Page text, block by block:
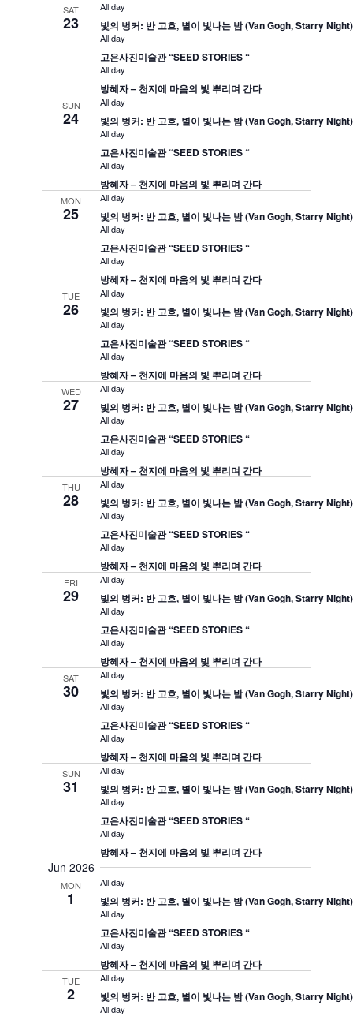
SAT
23
All day
빛의 벙커: 반 고흐, 별이 빛나는 밤 (Van Gogh, Starry Night)
All day
고은사진미술관 “SEED STORIES “
All day
방혜자 – 천지에 마음의 빛 뿌리며 간다
SUN
24
All day
빛의 벙커: 반 고흐, 별이 빛나는 밤 (Van Gogh, Starry Night)
All day
고은사진미술관 “SEED STORIES “
All day
방혜자 – 천지에 마음의 빛 뿌리며 간다
MON
25
All day
빛의 벙커: 반 고흐, 별이 빛나는 밤 (Van Gogh, Starry Night)
All day
고은사진미술관 “SEED STORIES “
All day
방혜자 – 천지에 마음의 빛 뿌리며 간다
TUE
26
All day
빛의 벙커: 반 고흐, 별이 빛나는 밤 (Van Gogh, Starry Night)
All day
고은사진미술관 “SEED STORIES “
All day
방혜자 – 천지에 마음의 빛 뿌리며 간다
WED
27
All day
빛의 벙커: 반 고흐, 별이 빛나는 밤 (Van Gogh, Starry Night)
All day
고은사진미술관 “SEED STORIES “
All day
방혜자 – 천지에 마음의 빛 뿌리며 간다
THU
28
All day
빛의 벙커: 반 고흐, 별이 빛나는 밤 (Van Gogh, Starry Night)
All day
고은사진미술관 “SEED STORIES “
All day
방혜자 – 천지에 마음의 빛 뿌리며 간다
FRI
29
All day
빛의 벙커: 반 고흐, 별이 빛나는 밤 (Van Gogh, Starry Night)
All day
고은사진미술관 “SEED STORIES “
All day
방혜자 – 천지에 마음의 빛 뿌리며 간다
SAT
30
All day
빛의 벙커: 반 고흐, 별이 빛나는 밤 (Van Gogh, Starry Night)
All day
고은사진미술관 “SEED STORIES “
All day
방혜자 – 천지에 마음의 빛 뿌리며 간다
SUN
31
All day
빛의 벙커: 반 고흐, 별이 빛나는 밤 (Van Gogh, Starry Night)
All day
고은사진미술관 “SEED STORIES “
All day
방혜자 – 천지에 마음의 빛 뿌리며 간다
Jun 2026
MON
1
All day
빛의 벙커: 반 고흐, 별이 빛나는 밤 (Van Gogh, Starry Night)
All day
고은사진미술관 “SEED STORIES “
All day
방혜자 – 천지에 마음의 빛 뿌리며 간다
TUE
2
All day
빛의 벙커: 반 고흐, 별이 빛나는 밤 (Van Gogh, Starry Night)
All day